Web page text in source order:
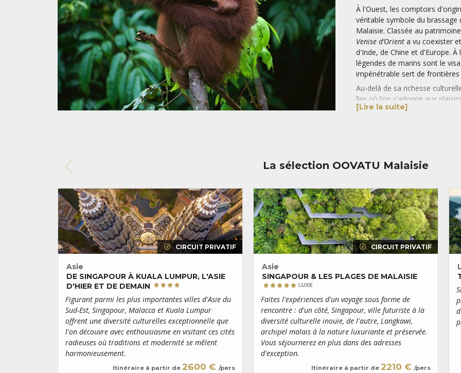
À l'Ouest, les comptoirs
véritable symbole du brassage
Malaisie. Classée au
Venise d’Orient a vu coexister
d'Inde, de Chine et d'Europe.
légendes de marins sont le
impénétrable sert de
Au-delà de sa richesse
îles où l’on s’adonne aux
invitation à la détente en
Roi.
les nombreux spots du parc
Bornéo. La partie nord de
deux régions au charme
sonséjour en Malaisie . Les
travers la végétation
immense réseau de grottes,
du mont Kinabalu, culminant
[Lire la suite]
La sélection OOVATU Malaisie
CIRCUIT PRIVATIF
Asie
DE SINGAPOUR À KUALA LUMPUR, L'ASIE
D'HIER ET DE DEMAIN
Figurant parmi les plus importantes villes d'Asie du
Sud-Est, Singapour, Malacca et Kuala Lumpur
offrent une diversité culturelles exceptionnelle que
l'on découvre avec enthousiasme en visitant ces cités
radieuses où traditions et modernité se mêlent
harmonieusement.
Itinéraire à partir de 2600 € /pers
CIRCUIT PRIVATIF
Asie
SINGAPOUR & LES PLAGES DE MALAISIE
Faites l'expériences d'un voyage sous forme de
rencontre : d'un côté, Singapour, ville futuriste à la
diversité culturelle inouïe, de l'autre, Langkawi,
archipel malais à la nature luxuriante et préservée.
Vous séjournerez en plus dans des adresses
d'exception.
Itinéraire à partir de 2210 € /pers